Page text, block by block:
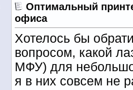
Оптимальный
офиса
Хотелось бы
вопросом, какой
МФУ) для
я в них совсем не